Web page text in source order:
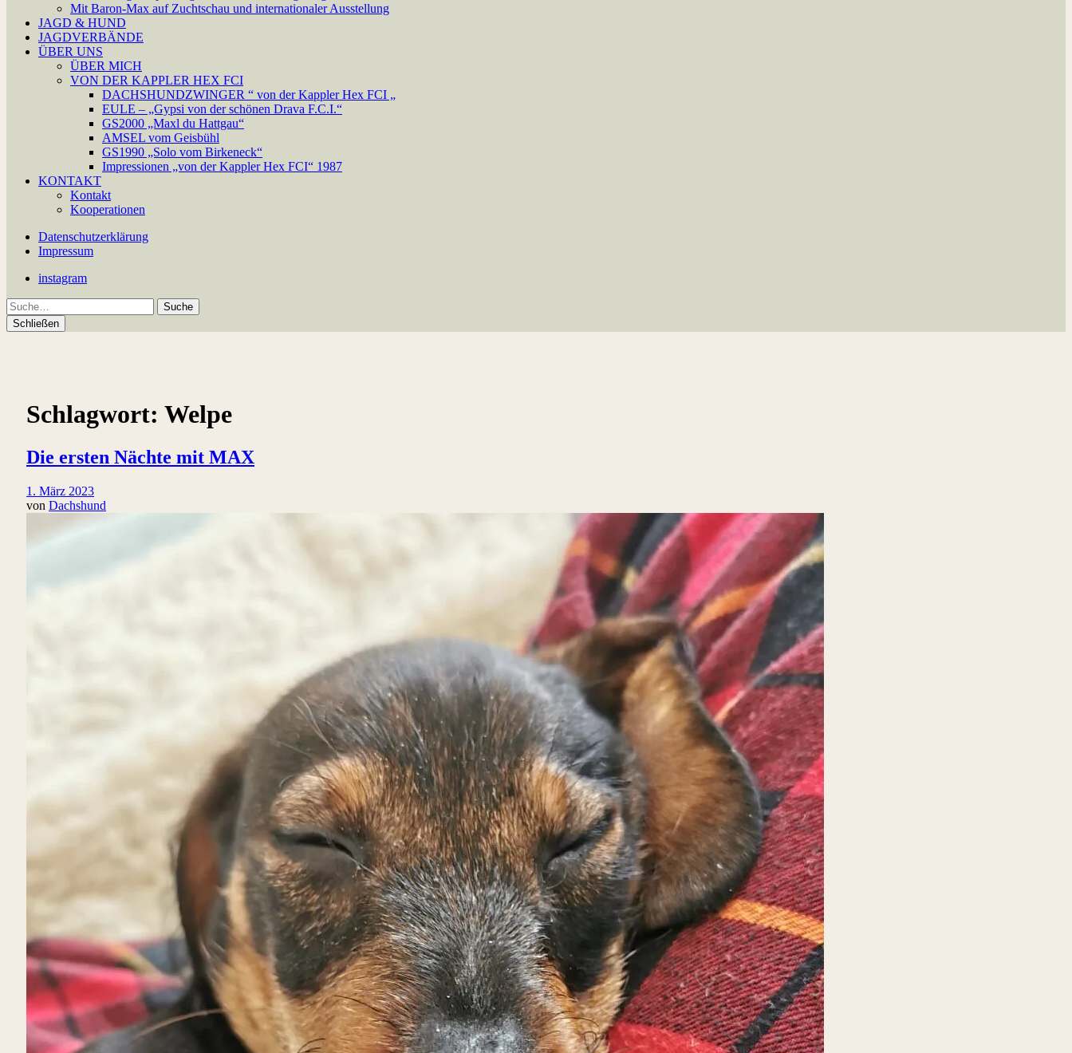
Mit Baron-Max auf Zuchtschau und internationaler Ausstellung
JAGD & HUND
JAGDVERBÄNDE
ÜBER UNS
ÜBER MICH
VON DER KAPPLER HEX FCI
DACHSHUNDZWINGER “ von der Kappler Hex FCI „
EULE – „Gypsi von der schönen Drava F.C.I.“
GS2000 „Maxl du Hattgau“
AMSEL vom Geisbühl
GS1990 „Solo vom Birkeneck“
Impressionen „von der Kappler Hex FCI“ 1987
KONTAKT
Kontakt
Kooperationen
Datenschutzerklärung
Impressum
instagram
Suche
Schließen
Schlagwort: Welpe
Die ersten Nächte mit MAX
1. März 2023
von Dachshund